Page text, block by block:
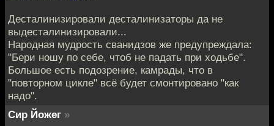
Десталинизировали десталинизаторы да не
выдесталинизировали...
Народная мудрость сванидзов же предупреждала:
"Бери ношу по себе, чтоб не падать при ходьбе".
Большое есть подозрение, камрады, что в
"повторном цикле" всё будет смонтировано "как
надо".
Сир Йожег »